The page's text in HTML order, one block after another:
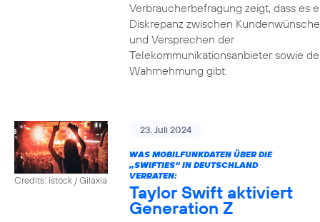
Verbraucherbefragung zeigt, dass es
Diskrepanz zwischen
und Versprechen der
Telekommunikationsanbieter sowie
Wahrnehmung gibt.
Credits: istock / Gilaxia
23. Juli 2024
WAS MOBILFUNKDATEN ÜBER DIE
„SWIFTIES“ IN DEUTSCHLAND
VERRATEN:
Taylor Swift aktiviert
Generation Z